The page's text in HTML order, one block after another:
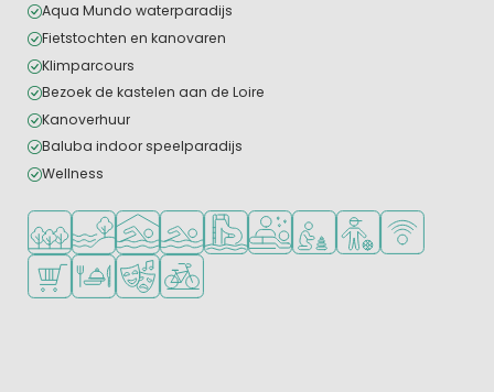
Aqua Mundo waterparadijs
Fietstochten en kanovaren
Klimparcours
Bezoek de kastelen aan de Loire
Kanoverhuur
Baluba indoor speelparadijs
Wellness
Ligt in een bosrijke omgeving
Ligt bij het water
Overdekt zwembad
Openlucht zwembad
Zwemparadijs of waterpark
Wellnessfaciliteiten
Aanbevolen voor jonge
Aanbevolen voor
WiFi
Campingwinkel/Supermarkt
Restaurant of pizzeria
Animatieprogramma
Fietsverhuur